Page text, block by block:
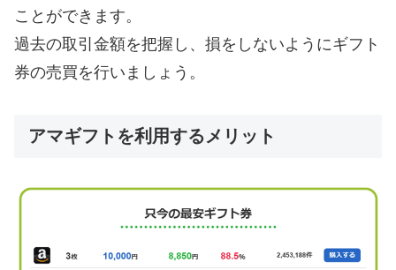
ことができます。
過去の取引金額を把握し、損をしないようにギフト
券の売買を行いましょう。
アマギフトを利用するメリット